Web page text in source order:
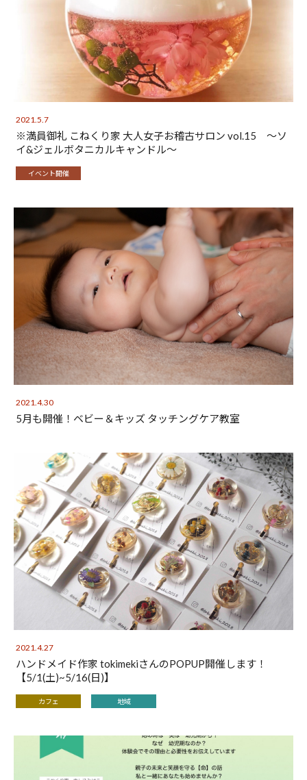
2021.5.7
※満員御礼 こねくり家 大人女子お稽古サロン vol.15 〜ソ
イ&ジェルボタニカルキャンドル〜
イベント開催
2021.4.30
5月も開催！ベビー＆キッズ タッチングケア教室
2021.4.27
ハンドメイド作家 tokimekiさんのPOPUP開催します！
【5/1(土)~5/16(日)】
カフェ 地域